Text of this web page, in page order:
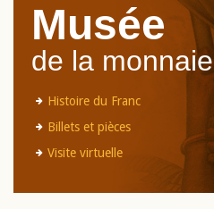
Musée
de la monnaie
Histoire du Franc
Billets et pièces
Visite virtuelle